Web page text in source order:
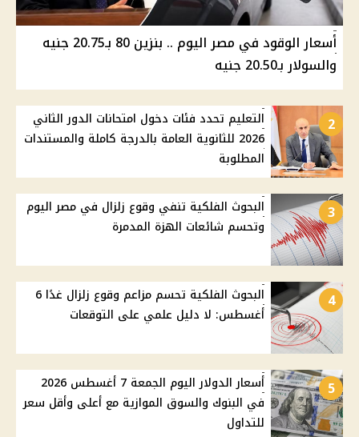
أسعار الوقود في مصر اليوم .. بنزين 80 بـ20.75 جنيه
والسولار بـ20.50 جنيه
2
التعليم تحدد فئات دخول امتحانات الدور الثاني
2026 للثانوية العامة بالدرجة كاملة والمستندات
المطلوبة
3
البحوث الفلكية تنفي وقوع زلزال في مصر اليوم
وتحسم شائعات الهزة المدمرة
4
البحوث الفلكية تحسم مزاعم وقوع زلزال غدًا 6
أغسطس: لا دليل علمي على التوقعات
5
أسعار الدولار اليوم الجمعة 7 أغسطس 2026
في البنوك والسوق الموازية مع أعلى وأقل سعر
للتداول